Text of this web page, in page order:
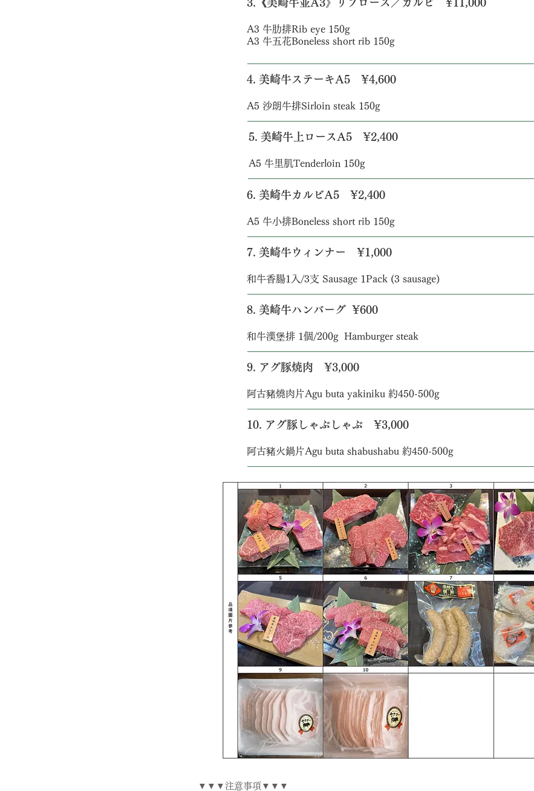
3.《美崎牛並A3》リブロース／カルビ ¥11,000
A3 牛肋排Rib eye 150g
A3 牛五花Boneless short rib 150g
4. 美崎牛ステーキA5 ¥4,600
A5 沙朗牛排Sirloin steak 150g
5. 美崎牛上ロースA5 ¥2,400
A5 牛里肌Tenderloin 150g
6. 美崎牛カルビA5 ¥2,400
A5 牛小排Boneless short rib 150g
7. 美崎牛ウィンナー ¥1,000
和牛香腸1入/3支 Sausage 1Pack (3 sausage)
8. 美崎牛ハンバーグ ¥600
和牛漢堡排 1個/200g Hamburger steak
9. アグ豚焼肉 ¥3,000
阿古豬燒肉片Agu buta yakiniku 約450-500g
10. アグ豚しゃぶしゃぶ ¥3,000
阿古豬火鍋片Agu buta shabushabu 約450-500g
▼▼▼注意事項▼▼▼